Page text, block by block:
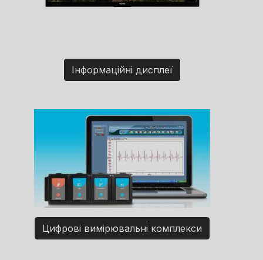
Інформаційні дисплеї
Цифрові вимірювальні комплекси